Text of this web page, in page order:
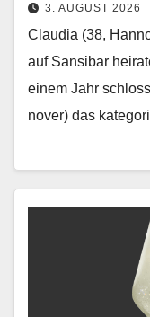
3. AUGUST 2026
Claudia (38,
auf Sansibar
einem Jahr
nover) das